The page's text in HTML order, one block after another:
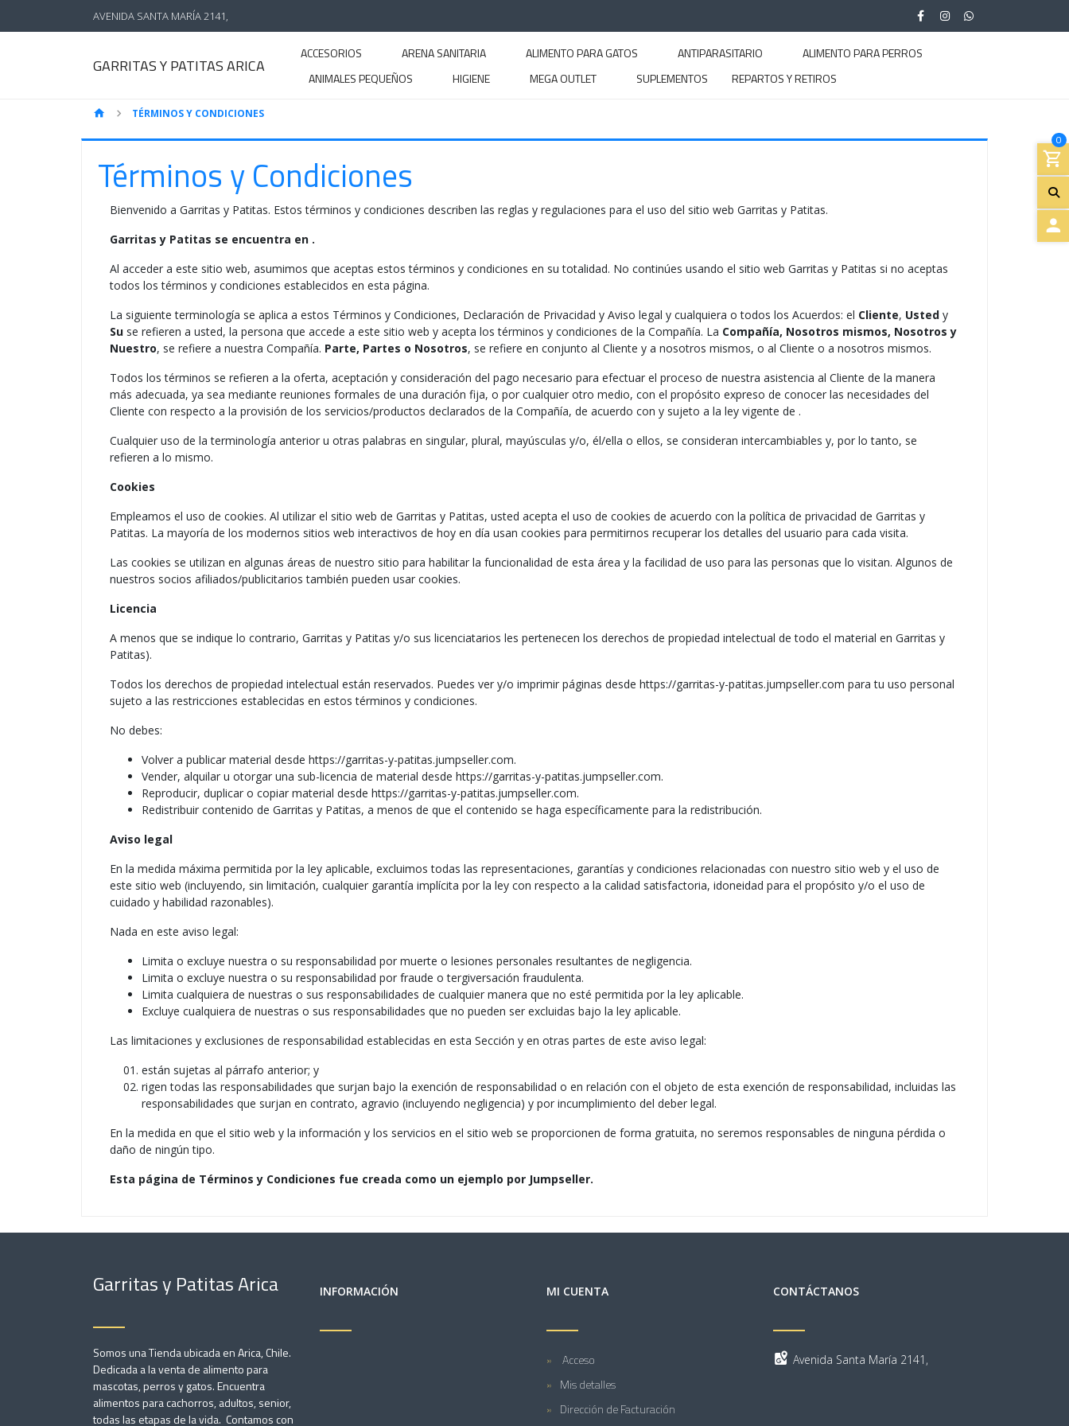
AVENIDA SANTA MARÍA 2141,
GARRITAS Y PATITAS ARICA
ACCESORIOS ARENA SANITARIA ALIMENTO PARA GATOS ANTIPARASITARIO
ALIMENTO PARA PERROS
ANIMALES PEQUEÑOS
HIGIENE MEGA OUTLET SUPLEMENTOS REPARTOS Y RETIROS
0
TÉRMINOS Y CONDICIONES
Términos y Condiciones
Bienvenido a Garritas y Patitas. Estos términos y condiciones describen las reglas y regulaciones para el uso del sitio web Garritas y Patitas.
Garritas y Patitas se encuentra en .
Al acceder a este sitio web, asumimos que aceptas estos términos y condiciones en su totalidad. No continúes usando el sitio web Garritas y Patitas si no aceptas
todos los términos y condiciones establecidos en esta página.
La siguiente terminología se aplica a estos Términos y Condiciones, Declaración de Privacidad y Aviso legal y cualquiera o todos los Acuerdos: el Cliente, Usted y
Su se refieren a usted, la persona que accede a este sitio web y acepta los términos y condiciones de la Compañía. La Compañía, Nosotros mismos, Nosotros y
Nuestro, se refiere a nuestra Compañía. Parte, Partes o Nosotros, se refiere en conjunto al Cliente y a nosotros mismos, o al Cliente o a nosotros mismos.
Todos los términos se refieren a la oferta, aceptación y consideración del pago necesario para efectuar el proceso de nuestra asistencia al Cliente de la manera
más adecuada, ya sea mediante reuniones formales de una duración fija, o por cualquier otro medio, con el propósito expreso de conocer las necesidades del
Cliente con respecto a la provisión de los servicios/productos declarados de la Compañía, de acuerdo con y sujeto a la ley vigente de .
Cualquier uso de la terminología anterior u otras palabras en singular, plural, mayúsculas y/o, él/ella o ellos, se consideran intercambiables y, por lo tanto, se
refieren a lo mismo.
Cookies
Empleamos el uso de cookies. Al utilizar el sitio web de Garritas y Patitas, usted acepta el uso de cookies de acuerdo con la política de privacidad de Garritas y
Patitas. La mayoría de los modernos sitios web interactivos de hoy en día usan cookies para permitirnos recuperar los detalles del usuario para cada visita.
Las cookies se utilizan en algunas áreas de nuestro sitio para habilitar la funcionalidad de esta área y la facilidad de uso para las personas que lo visitan. Algunos de
nuestros socios afiliados/publicitarios también pueden usar cookies.
Licencia
A menos que se indique lo contrario, Garritas y Patitas y/o sus licenciatarios les pertenecen los derechos de propiedad intelectual de todo el material en Garritas y
Patitas).
Todos los derechos de propiedad intelectual están reservados. Puedes ver y/o imprimir páginas desde https://garritas-y-patitas.jumpseller.com para tu uso personal
sujeto a las restricciones establecidas en estos términos y condiciones.
No debes:
Volver a publicar material desde https://garritas-y-patitas.jumpseller.com.
Vender, alquilar u otorgar una sub-licencia de material desde https://garritas-y-patitas.jumpseller.com.
Reproducir, duplicar o copiar material desde https://garritas-y-patitas.jumpseller.com.
Redistribuir contenido de Garritas y Patitas, a menos de que el contenido se haga específicamente para la redistribución.
Aviso legal
En la medida máxima permitida por la ley aplicable, excluimos todas las representaciones, garantías y condiciones relacionadas con nuestro sitio web y el uso de
este sitio web (incluyendo, sin limitación, cualquier garantía implícita por la ley con respecto a la calidad satisfactoria, idoneidad para el propósito y/o el uso de
cuidado y habilidad razonables).
Nada en este aviso legal:
Limita o excluye nuestra o su responsabilidad por muerte o lesiones personales resultantes de negligencia.
Limita o excluye nuestra o su responsabilidad por fraude o tergiversación fraudulenta.
Limita cualquiera de nuestras o sus responsabilidades de cualquier manera que no esté permitida por la ley aplicable.
Excluye cualquiera de nuestras o sus responsabilidades que no pueden ser excluidas bajo la ley aplicable.
Las limitaciones y exclusiones de responsabilidad establecidas en esta Sección y en otras partes de este aviso legal:
están sujetas al párrafo anterior; y
rigen todas las responsabilidades que surjan bajo la exención de responsabilidad o en relación con el objeto de esta exención de responsabilidad, incluidas las
responsabilidades que surjan en contrato, agravio (incluyendo negligencia) y por incumplimiento del deber legal.
En la medida en que el sitio web y la información y los servicios en el sitio web se proporcionen de forma gratuita, no seremos responsables de ninguna pérdida o
daño de ningún tipo.
Esta página de Términos y Condiciones fue creada como un ejemplo por Jumpseller.
Garritas y Patitas Arica
Somos una Tienda ubicada en Arica, Chile.
Dedicada a la venta de alimento para
mascotas, perros y gatos. Encuentra
alimentos para cachorros, adultos, senior,
todas las etapas de la vida. Contamos con
INFORMACIÓN MI CUENTA
Acceso
Mis detalles
Dirección de Facturación
CONTÁCTANOS
Avenida Santa María 2141,